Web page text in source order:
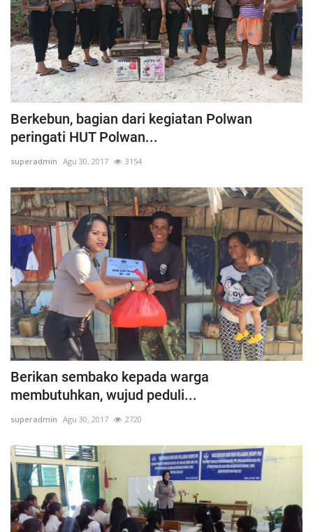
Berkebun, bagian dari kegiatan Polwan
peringati HUT Polwan...
superadmin Agu 30, 2017 3154
Berikan sembako kepada warga
membutuhkan, wujud peduli...
superadmin Agu 30, 2017 2720